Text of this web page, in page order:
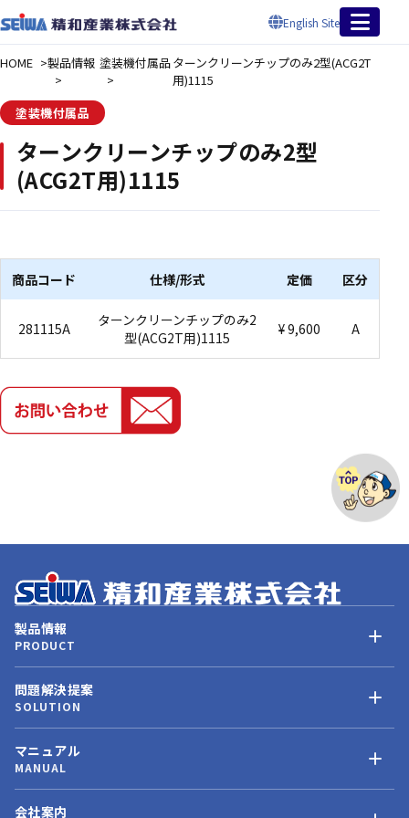
English Site
HOME 製品情報 塗装機付属品ターンクリーンチップのみ2型(ACG2T
用)1115
塗装機付属品
ターンクリーンチップのみ2型
(ACG2T用)1115
商品コード 仕様/形式 定価 区分
281115A
ターンクリーンチップのみ2
型(ACG2T用)1115
¥ 9,600 A
製品情報
PRODUCT
問題解決提案
SOLUTION
マニュアル
MANUAL
会社案内